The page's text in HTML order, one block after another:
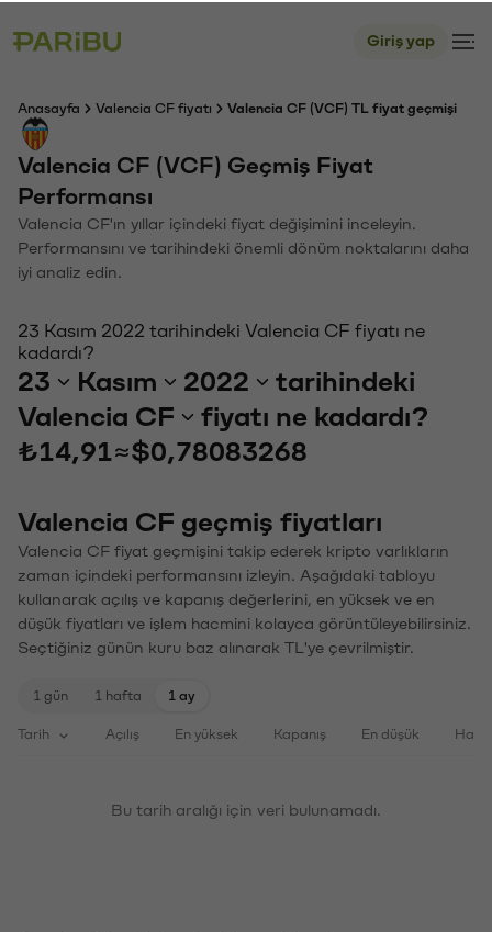
Giriş yap
Anasayfa Valencia CF fiyatı Valencia CF (VCF) TL fiyat geçmişi
Valencia CF (VCF) Geçmiş Fiyat
Performansı
Valencia CF'ın yıllar içindeki fiyat değişimini inceleyin.
Performansını ve tarihindeki önemli dönüm noktalarını daha
iyi analiz edin.
23 Kasım 2022 tarihindeki Valencia CF fiyatı ne
kadardı?
23 Kasım 2022
tarihindeki
Valencia CF
fiyatı ne kadardı?
₺14,91 ≈$0,78083268
Valencia CF geçmiş fiyatları
Valencia CF fiyat geçmişini takip ederek kripto varlıkların
zaman içindeki performansını izleyin. Aşağıdaki tabloyu
kullanarak açılış ve kapanış değerlerini, en yüksek ve en
düşük fiyatları ve işlem hacmini kolayca görüntüleyebilirsiniz.
Seçtiğiniz günün kuru baz alınarak TL'ye çevrilmiştir.
1 gün 1 hafta 1 ay
Tarih Açılış En yüksek Kapanış En düşük
Bu tarih aralığı için veri bulunamadı.